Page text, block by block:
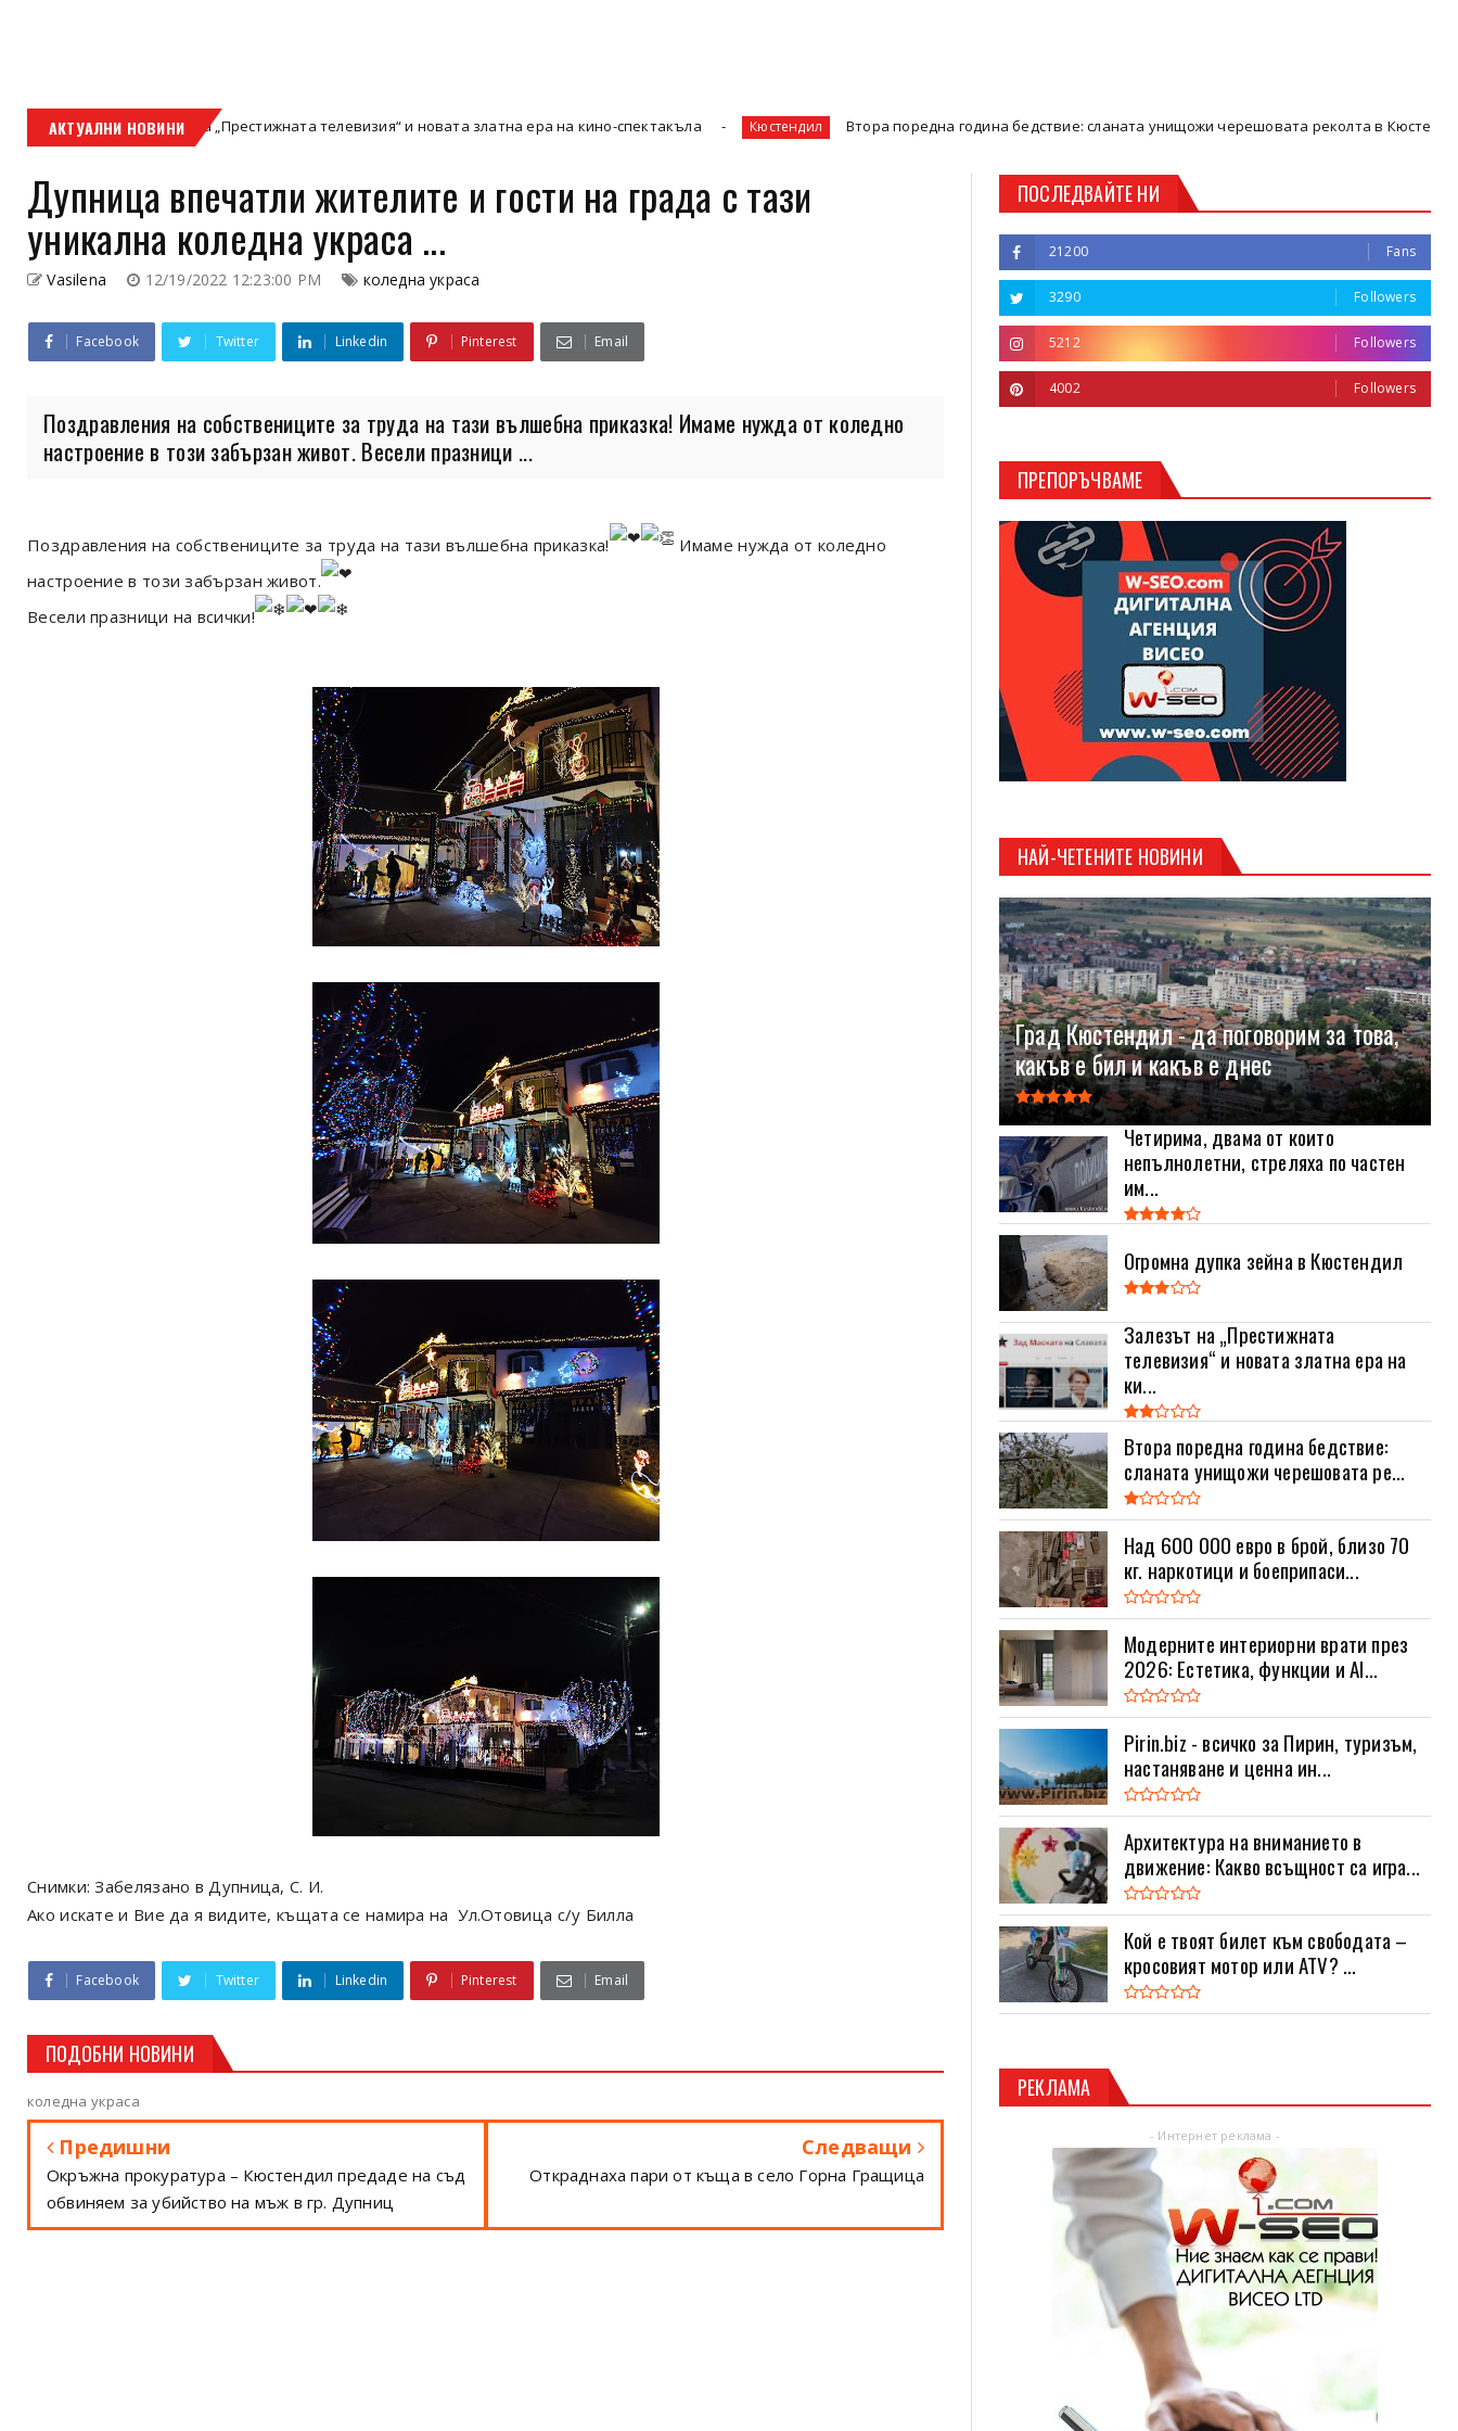
АКТУАЛНИ НОВИНИ
Залезът на „Престижната телевизия“ и новата златна ера на кино-спектакъла Кюстендил Втора поредна година бедствие: сланата унищожи черешовата реколта в Кюстендилско
Дупница впечатли жителите и гости на града с тази
уникална коледна украса ...
Vasilena 12/19/2022 12:23:00 PM коледна украса
Facebook Twitter Linkedin Pinterest Email
Поздравления на собствениците за труда на тази вълшебна приказка! Имаме нужда от коледно
настроение в този забързан живот. Весели празници ...
Поздравления на собствениците за труда на тази вълшебна приказка!
Имаме нужда от коледно
настроение в този забързан живот.
Весели празници на всички!
Снимки: Забелязано в Дупница, С. И.
Ако искате и Вие да я видите, къщата се намира на Ул.Отовица с/у Билла
Facebook Twitter Linkedin Pinterest Email
ПОДОБНИ НОВИНИ
коледна украса
Предишни
Окръжна прокуратура – Кюстендил предаде на съд
обвиняем за убийство на мъж в гр. Дупниц
Следващи
Откраднаха пари от къща в село Горна Гращица
ПОСЛЕДВАЙТЕ НИ
21200 Fans
3290 Followers
5212 Followers
4002 Followers
ПРЕПОРЪЧВАМЕ
НАЙ-ЧЕТЕНИТЕ НОВИНИ
Град Кюстендил - да поговорим за това,
какъв е бил и какъв е днес
Четирима, двама от които
непълнолетни, стреляха по частен
им...
Огромна дупка зейна в Кюстендил
Залезът на „Престижната
телевизия“ и новата златна ера на
ки...
Втора поредна година бедствие:
сланата унищожи черешовата ре...
Над 600 000 евро в брой, близо 70
кг. наркотици и боеприпаси...
Модерните интериорни врати през
2026: Естетика, функции и AI...
Pirin.biz - всичко за Пирин, туризъм,
настаняване и ценна ин...
Архитектура на вниманието в
движение: Какво всъщност са игра...
Кой е твоят билет към свободата –
кросовият мотор или ATV? ...
РЕКЛАМА
- Интернет реклама -